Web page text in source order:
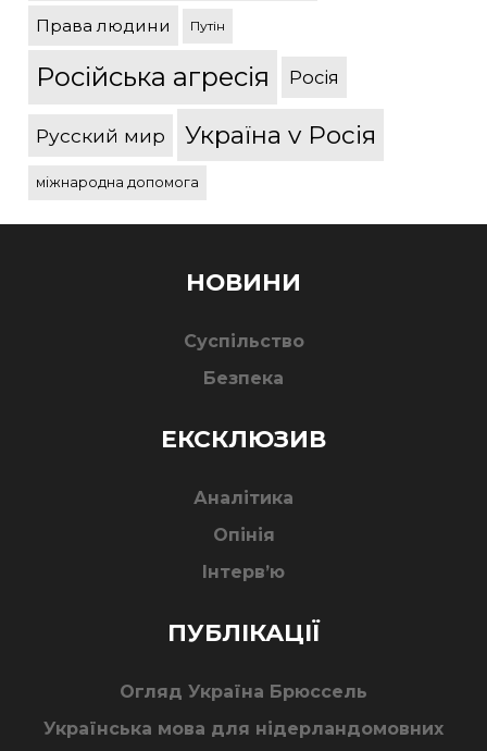
Права людини Путін
Російська агресія Росія
Русский мир Україна v Росія
міжнародна допомога
НОВИНИ
Суспільство
Безпека
ЕКСКЛЮЗИВ
Аналітика
Опінія
Інтерв’ю
ПУБЛІКАЦІЇ
Огляд Україна Брюссель
Українська мова для нідерландомовних